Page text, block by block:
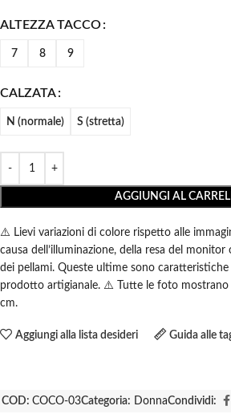
ALTEZZA TACCO
7 8 9
CALZATA
N (normale) S (stretta)
AGGIUNGI AL
⚠️ Lievi variazioni di colore rispetto alle
causa dell’illuminazione, della resa del
dei pellami. Queste ultime sono
prodotto artigianale. ⚠️ Tutte le foto
cm.
Aggiungi alla lista desideri Guida alle
COD: COCO-03Categoria: DonnaCondividi: